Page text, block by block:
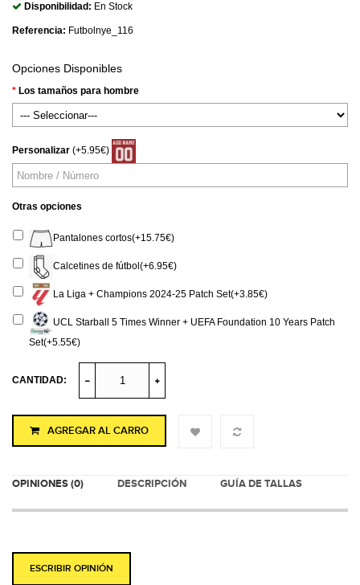
Disponibilidad: En Stock
Referencia: Futbolnye_116
Opciones Disponibles
Los tamaños para hombre
Personalizar (+5.95€)
Otras opciones
Pantalones cortos(+15.75€)
Calcetines de fútbol(+6.95€)
La Liga + Champions 2024-25 Patch Set(+3.85€)
UCL Starball 5 Times Winner + UEFA Foundation 10 Years Patch
Set(+5.55€)
CANTIDAD:
AGREGAR AL CARRO
OPINIONES (0) DESCRIPCIÓN GUÍA DE TALLAS
ESCRIBIR OPINIÓN